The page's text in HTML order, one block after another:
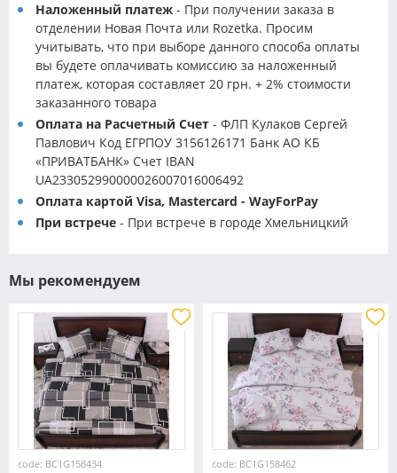
Наложенный платеж - При получении заказа в
отделении Новая Почта или Rozetka. Просим
учитывать, что при выборе данного способа оплаты
вы будете оплачивать комиссию за наложенный
платеж, которая составляет 20 грн. + 2% стоимости
заказанного товара
Оплата на Расчетный Счет - ФЛП Кулаков Сергей
Павлович Код ЕГРПОУ 3156126171 Банк АО КБ
«ПРИВАТБАНК» Счет IBAN
UA233052990000026007016006492
Оплата картой Visa, Mastercard - WayForPay
При встрече - При встрече в городе Хмельницкий
Мы рекомендуем
code: BC1G158434 code: BC1G158462